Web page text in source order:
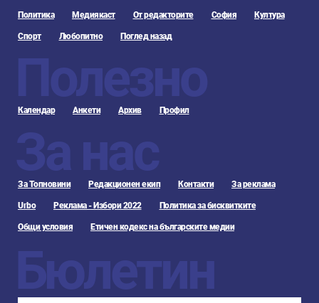
Политика Медиякаст От редакторите София Култура
Спорт Любопитно Поглед назад
Полезно
Календар Анкети Архив Профил
За нас
За Топновини Редакционен екип Контакти За реклама
Urbo Реклама - Избори 2022 Политика за бисквитките
Общи условия Етичен кодекс на българските медии
Бюлетин